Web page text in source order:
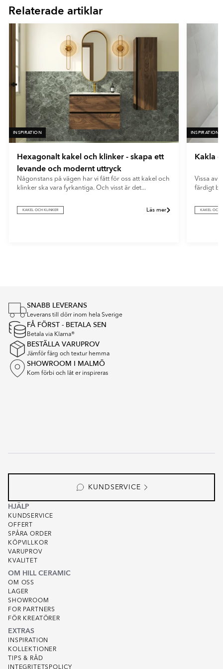
ger ett mjukt och modernt uttryck samt döljer fingeravtryck och
- Vit
16
Relaterade artiklar
INSPIRATION
Hexagonalt kakel och klinker - skapa ett
levande och modernt uttryck
Någonstans på vägen har vi fått för oss att kakel och
klinker ska vara fyrkantiga. Och visst är det...
KAKEL OCH KLINKER Läs mer
INSPIRATION
Kakla
Vissa av
färdigt
KAKEL OCH
SNABB LEVERANS
Leverans till dörr inom hela Sverige
FÅ FÖRST - BETALA SEN
Betala via Klarna®
BESTÄLLA VARUPROV
Jämför färg och textur hemma
SHOWROOM I MALMÖ
Kom förbi och låt er inspireras
KUNDSERVICE
HJÄLP
KUNDSERVICE
OFFERT
SPÅRA ORDER
KÖPVILLKOR
VARUPROV
KVALITET
OM HILL CERAMIC
OM OSS
LAGER
SHOWROOM
FOR PARTNERS
FÖR KREATÖRER
EXTRAS
INSPIRATION
KOLLEKTIONER
TIPS & RÅD
INTEGRITETSPOLICY